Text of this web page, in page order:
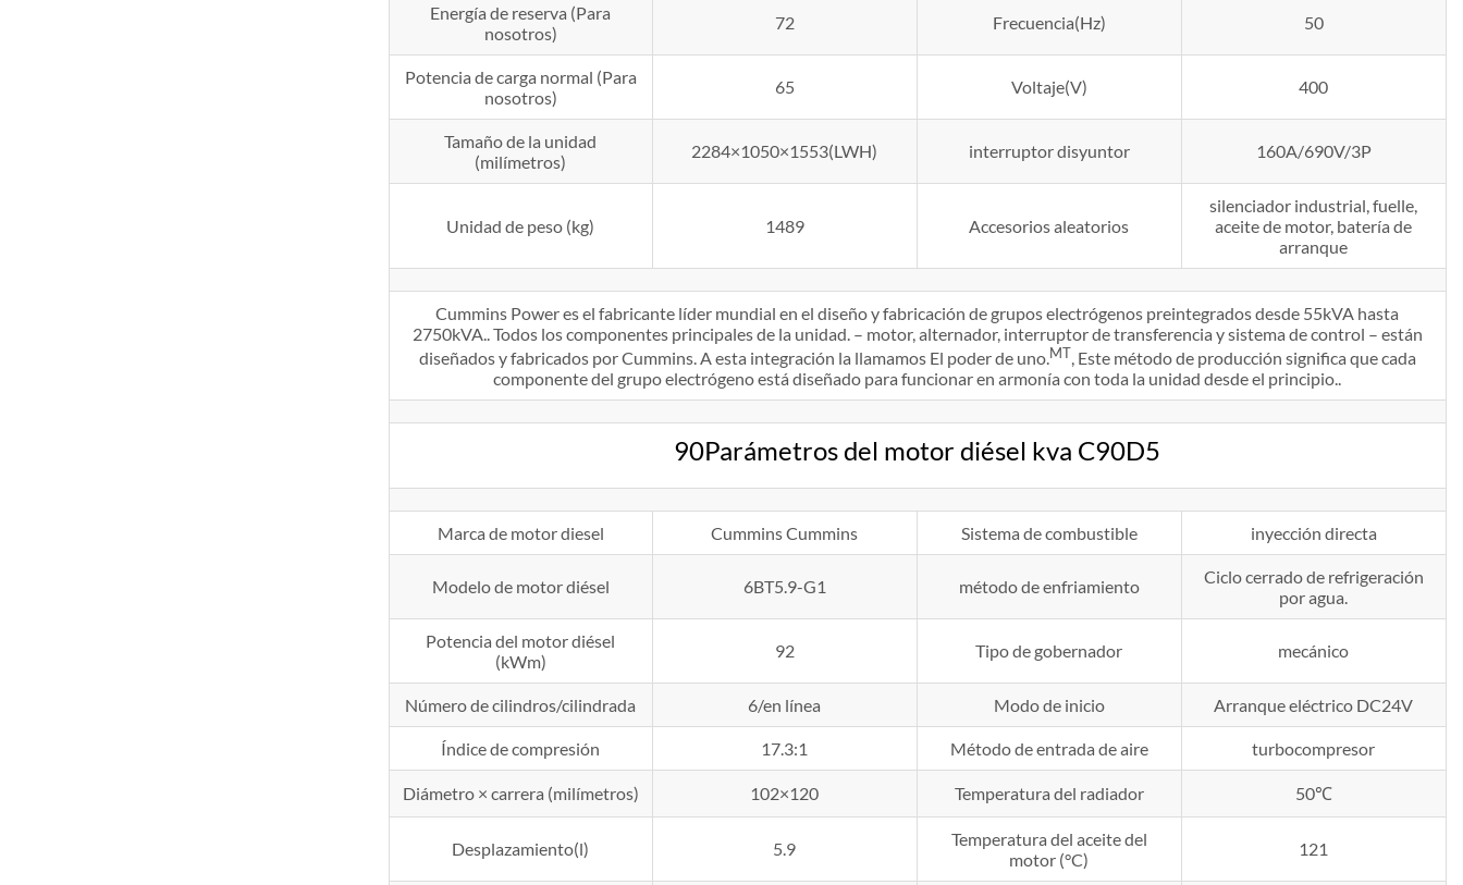
Energía de reserva (Para
nosotros)
72 Frecuencia(Hz) 50
Potencia de carga normal (Para
nosotros)
65 Voltaje(V) 400
Tamaño de la unidad
(milímetros)
2284×1050×1553(LWH) interruptor disyuntor 160A/690V/3P
Unidad de peso (kg) 1489 Accesorios aleatorios
silenciador industrial, fuelle,
aceite de motor, batería de
arranque
Cummins Power es el fabricante líder mundial en el diseño y fabricación de grupos electrógenos preintegrados desde 55kVA hasta
2750kVA.. Todos los componentes principales de la unidad. – motor, alternador, interruptor de transferencia y sistema de control – están
diseñados y fabricados por Cummins. A esta integración la llamamos El poder de uno.MT, Este método de producción significa que cada
componente del grupo electrógeno está diseñado para funcionar en armonía con toda la unidad desde el principio..
90Parámetros del motor diésel kva C90D5
Marca de motor diesel Cummins Cummins Sistema de combustible inyección directa
Modelo de motor diésel 6BT5.9-G1 método de enfriamiento
Ciclo cerrado de refrigeración
por agua.
Potencia del motor diésel
(kWm)
92 Tipo de gobernador mecánico
Número de cilindros/cilindrada 6/en línea Modo de inicio Arranque eléctrico DC24V
Índice de compresión 17.3:1 Método de entrada de aire turbocompresor
Diámetro × carrera (milímetros) 102×120 Temperatura del radiador 50℃
Desplazamiento(l) 5.9
Temperatura del aceite del
motor (°C)
121